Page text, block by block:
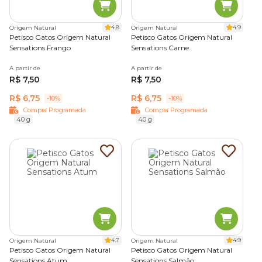
Além disso, o formato pequeno e prático torna esse tipo de
petisco ideal para recompensas durante interações e
Bifinhos
São macios, geralmente produzidos com proteínas de
flexível e o aroma intenso tornam esse tipo de petisco
bastante atrativo para os felinos, que possuem preferência
natural por alimentos ricos em proteína animal.
Os bifinhos podem ser oferecidos em pequenos pedaços
Biscoitos e cookies para gatos
Origem Natural 4.8
Petisco Gatos Origem Natural
Sensations Frango
A partir de
R$ 7,50
R$ 6,75
-10%
Compra Programada
40 g
Origem Natural 4.9
Petisco Gatos Origem Natural
Sensations Carne
A partir de
R$ 7,50
R$ 6,75
-10%
Compra Programada
40 g
Origem Natural 4.7
Petisco Gatos Origem Natural
Origem Natural 4.9
Petisco Gatos Origem Natural